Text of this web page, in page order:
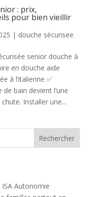
: prix,
pour bien vieillir
| douche sécurisee
senior douche à
en douche aide
à l’italienne ✅
bain devient l’une
Installer une...
Rechercher
Autonomie